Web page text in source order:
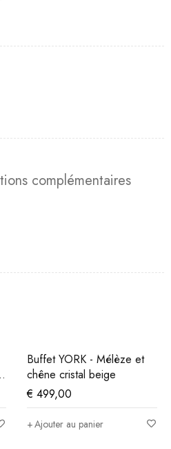
complémentaires
Buffet YORK - Mélèze et
chêne cristal beige
€ 499,00
Ajouter au panier